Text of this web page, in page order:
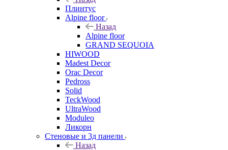
Плинтус
Alpine floor
Назад
Alpine floor
GRAND SEQUOIA
HIWOOD
Madest Decor
Orac Decor
Pedross
Solid
TeckWood
UltraWood
Moduleo
Ликорн
Стеновые и 3д панели
Назад